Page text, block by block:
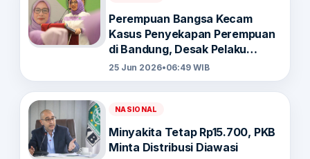
Perempuan Bangsa Kecam
Kasus Penyekapan Perempuan
di Bandung, Desak Pelaku
Dihukum Berat
25 Jun 2026•06:49 WIB
NASIONAL
Minyakita Tetap Rp15.700, PKB
Minta Distribusi Diawasi